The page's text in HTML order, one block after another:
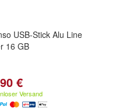
USB-Stick Alu Line
16 GB
€
Versand